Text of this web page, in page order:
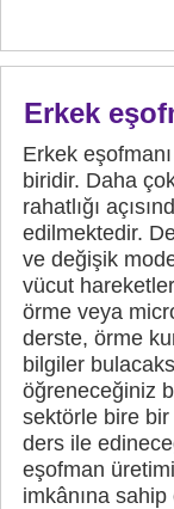
Erkek
Erkek
biridir. Daha
rahatlığı
edilmektedir.
ve değişik
vücut
örme veya
derste, örme
bilgiler
öğreneceğiniz
sektörle bire bir
ders ile
eşofman
imkânına sahip